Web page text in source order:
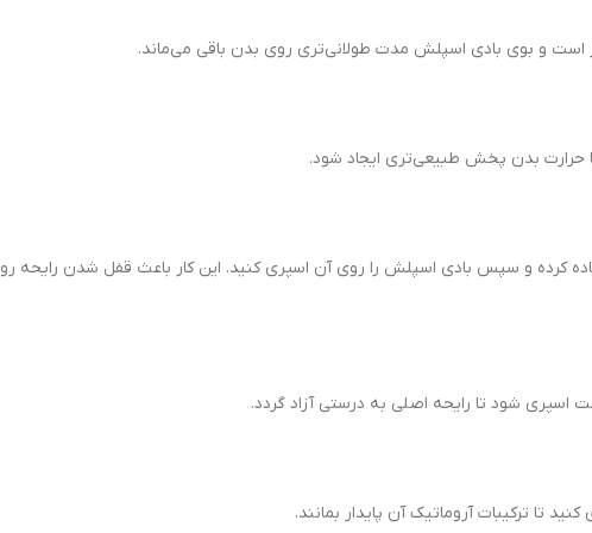
و بوی بادی اسپلش مدت طولانی‌تری روی بدن باقی می‌ماند.
حرارت بدن پخش طبیعی‌تری ایجاد شود.
کرده و سپس بادی اسپلش را روی آن اسپری کنید. این کار باعث قفل شدن رایحه
اسپری شود تا رایحه اصلی به درستی آزاد گردد.
تا ترکیبات آروماتیک آن پایدار بمانند.